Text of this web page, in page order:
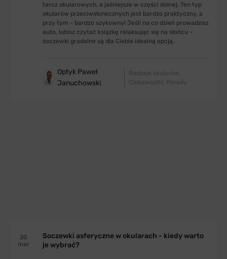
tarcz okularowych, a jaśniejsze w części dolnej. Ten typ
okularów przeciwsłonecznych jest bardzo praktyczny, a
przy tym - bardzo szykowny! Jeśli na co dzień prowadzisz
auto, lubisz czytać książkę relaksując się na słońcu -
soczewki gradalne są dla Ciebie idealną opcją.
Optyk Paweł
Januchowski
Rodzaje okularów
Ciekawostki Porady
Soczewki asferyczne w okularach - kiedy warto
je wybrać?
20
mar